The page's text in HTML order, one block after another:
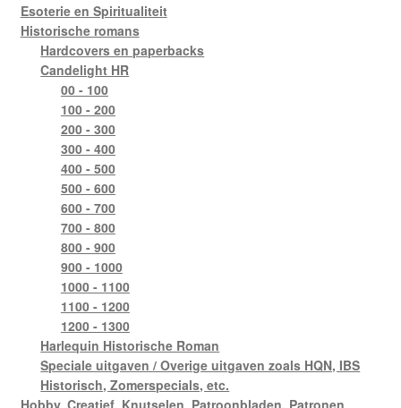
Esoterie en Spiritualiteit
Historische romans
Hardcovers en paperbacks
Candelight HR
00 - 100
100 - 200
200 - 300
300 - 400
400 - 500
500 - 600
600 - 700
700 - 800
800 - 900
900 - 1000
1000 - 1100
1100 - 1200
1200 - 1300
Harlequin Historische Roman
Speciale uitgaven / Overige uitgaven zoals HQN, IBS
Historisch, Zomerspecials, etc.
Hobby, Creatief, Knutselen, Patroonbladen, Patronen